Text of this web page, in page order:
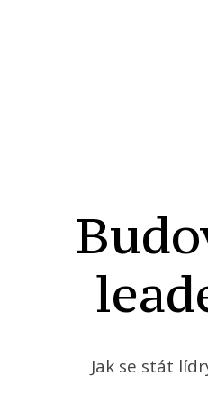
Jak se stát